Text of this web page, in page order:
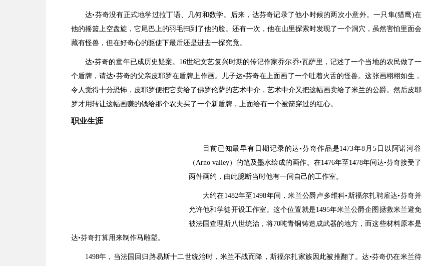
达•芬奇没有正式地学过拉丁语、几何和数学。后来，达芬奇记录了他小时候的两次小意外。一只隼(猎鹰)在
他的摇篮上空盘旋，它尾巴上的羽毛扫到了他的脸。还有一次，他在山里探索时发现了一个洞穴，虽然害怕里面会
藏有怪兽，但在好奇心的驱使下最后还是进去一探究竟。
达•芬奇的童年已成历史疑案。16世纪文艺复兴时期的传记作家乔尔乔•瓦萨里，记述了一个当地的农民做了一
个盾牌，请达•芬奇的父亲皮耶罗在盾牌上作画。儿子达•芬奇在上面画了一个吐着火舌的怪兽。这张画栩栩如生，
令人觉得十分恐怖，皮耶罗便把它卖给了佛罗伦萨的艺术中介，艺术中介又把这幅画卖给了米兰的公爵。然后皮耶
罗才用转让这幅画赚的钱给那个农夫买了一个新盾牌，上面绘有一个被箭穿过的红心。
职业生涯
目前已知最早有日期记录的达•芬奇作品是1473年8月5日以阿诺河谷
（Arno valley）的笔及墨水绘成的画作。在1476年至1478年间达•芬奇接受了
两件画约，由此臆断当时他有一间自己的工作室。
大约在1482年至1498年间，米兰公爵卢多维科•斯福尔扎聘雇达•芬奇并
允许他和学徒开设工作室。这个位置就是1495年米兰公爵企图拯救米兰避免
被法国查理斯八世统治，将70吨青铜铸造成武器的地方，而这些材料原本是
达•芬奇打算用来制作马雕塑。
1498年，当法国回归路易斯十二世统治时，米兰不战而降，斯福尔扎家族因此被推翻了。达•芬奇仍在米兰待